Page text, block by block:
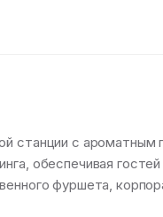
станции с
обеспечивая
фуршета,